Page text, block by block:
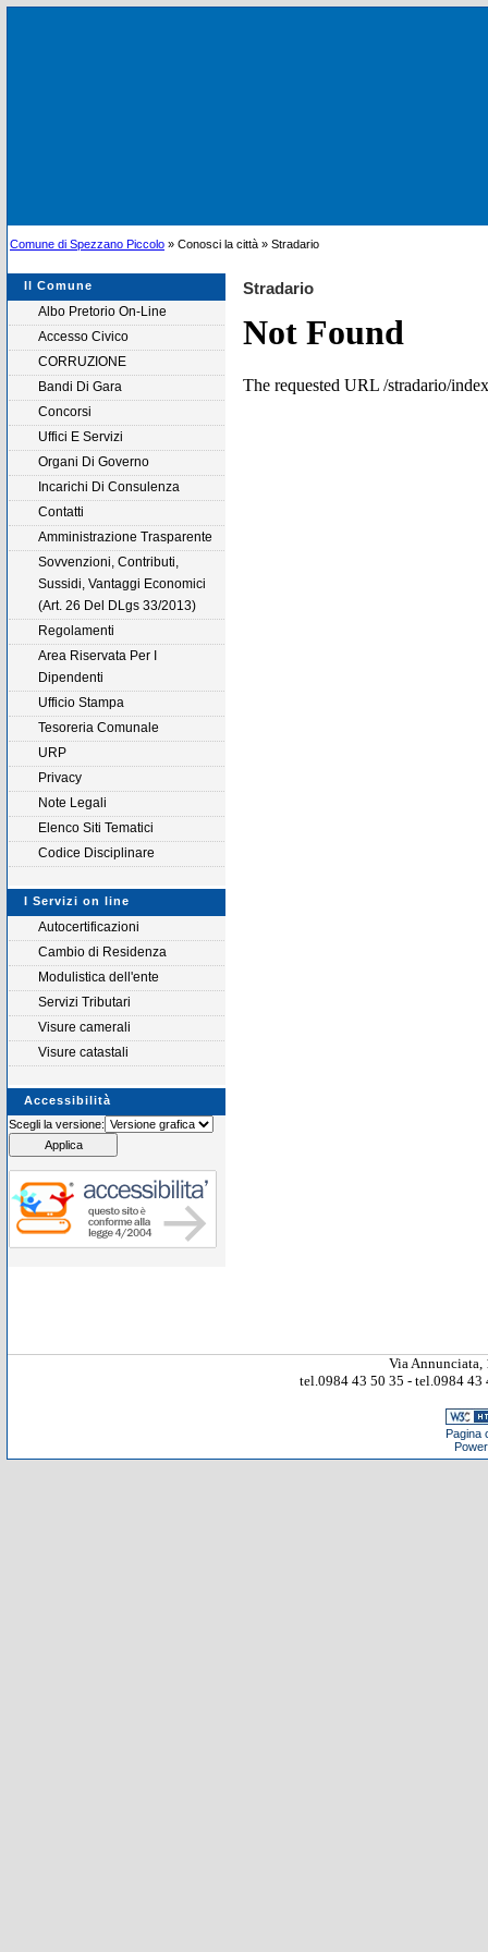
Comune di Spezzano Piccolo » Conosci la città » Stradario
Il Comune
Albo Pretorio On-Line
Accesso Civico
CORRUZIONE
Bandi Di Gara
Concorsi
Uffici E Servizi
Organi Di Governo
Incarichi Di Consulenza
Contatti
Amministrazione Trasparente
Sovvenzioni, Contributi,
Sussidi, Vantaggi Economici
(Art. 26 Del DLgs 33/2013)
Regolamenti
Area Riservata Per I
Dipendenti
Ufficio Stampa
Tesoreria Comunale
URP
Privacy
Note Legali
Elenco Siti Tematici
Codice Disciplinare
I Servizi on line
Autocertificazioni
Cambio di Residenza
Modulistica dell'ente
Servizi Tributari
Visure camerali
Visure catastali
Accessibilità
Scegli la versione:
Stradario
Via Annunciata,
tel.0984 43 50 35 - tel.0984
Pagina